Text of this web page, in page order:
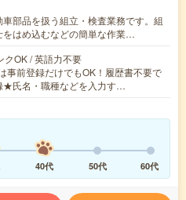
部品を扱う組立・検査業務です。組
をはめ込むなどの簡単な作業…
クOK / 英語力不要
事前登録だけでもOK！履歴書不要で
★氏名・職種などを入力す…
40代 50代 60代